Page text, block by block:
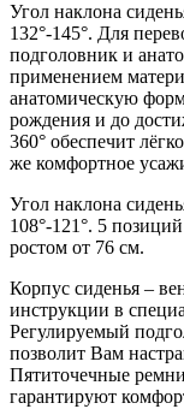
Угол наклона
132°-145°. Для
подголовник и
применением
анатомическую
рождения и до
360° обеспечит
же комфортное
Угол наклона
108°-121°. 5
ростом от 76 см.
Корпус сиденья –
инструкции в
Регулируемый
позволит Вам
Пятиточечные
гарантируют